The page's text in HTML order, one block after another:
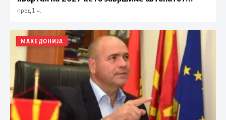
Охрид – Кичево
пред 1 ч.
МАКЕДОНИЈА